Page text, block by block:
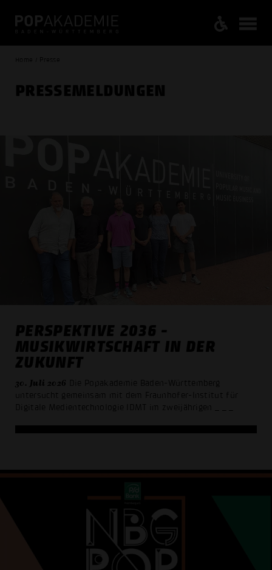
Home / Presse
PRESSE­MELDUNGEN
PERSPEKTIVE 2036 -
MUSIKWIRTSCHAFT IN DER
ZUKUNFT
30. Juli 2026 Die Popakademie Baden-Württemberg
untersucht gemeinsam mit dem Fraunhofer-Institut für
Digitale Medientechnologie IDMT im zweijährigen